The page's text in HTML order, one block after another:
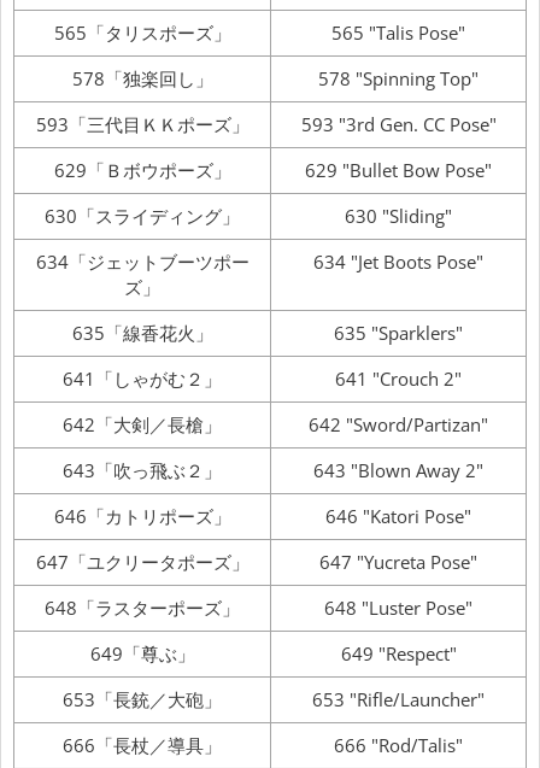
565「タリスポーズ」
565 "Talis Pose"
578「独楽回し」
578 "Spinning Top"
593「三代目ＫＫポーズ」
593 "3rd Gen. CC Pose"
629「Ｂボウポーズ」
629 "Bullet Bow Pose"
630「スライディング」
630 "Sliding"
634「ジェットブーツポー
ズ」
634 "Jet Boots Pose"
635「線香花火」
635 "Sparklers"
641「しゃがむ２」
641 "Crouch 2"
642「大剣／長槍」
642 "Sword/Partizan"
643「吹っ飛ぶ２」
643 "Blown Away 2"
646「カトリポーズ」
646 "Katori Pose"
647「ユクリータポーズ」
647 "Yucreta Pose"
648「ラスターポーズ」
648 "Luster Pose"
649「尊ぶ」
649 "Respect"
653「長銃／大砲」
653 "Rifle/Launcher"
666「長杖／導具」
666 "Rod/Talis"